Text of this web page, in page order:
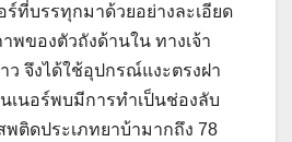
ที่บรรทุกมาด้วยอย่างละเอียด
พของตัวถังด้านใน ทางเจ้า
ว จึงได้ใช้อุปกรณ์แงะตรงฝา
เนอร์พบมีการทำเป็นช่องลับ
พติดประเภทยาบ้ามากถึง 78